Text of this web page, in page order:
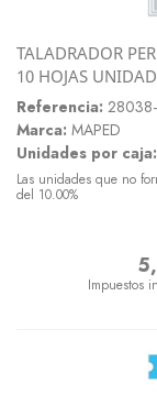
TALADRADOR
10 HOJAS UNIDAD
Referencia:
Marca: MAPED
Unidades por caja:
Las unidades que no
del 10.00%
Impuestos